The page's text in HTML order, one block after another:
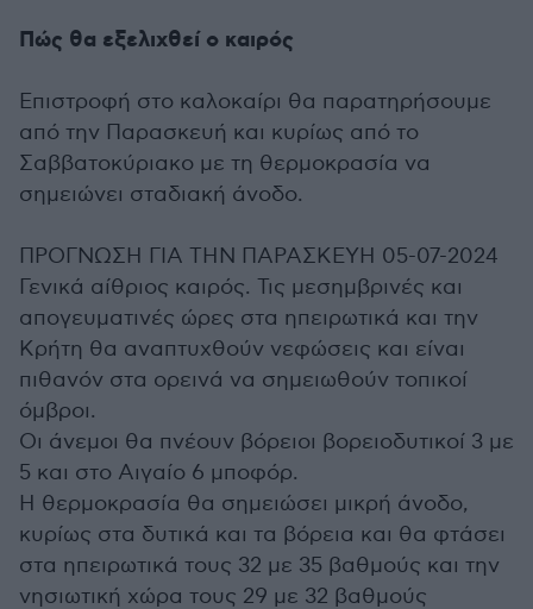
Πώς θα εξελιχθεί ο καιρός
Επιστροφή στο καλοκαίρι θα παρατηρήσουμε
από την Παρασκευή και κυρίως από το
Σαββατοκύριακο με τη θερμοκρασία να
σημειώνει σταδιακή άνοδο.
ΠΡΟΓΝΩΣΗ ΓΙΑ ΤΗΝ ΠΑΡΑΣΚΕΥΗ 05-07-2024
Γενικά αίθριος καιρός. Τις μεσημβρινές και
απογευματινές ώρες στα ηπειρωτικά και την
Κρήτη θα αναπτυχθούν νεφώσεις και είναι
πιθανόν στα ορεινά να σημειωθούν τοπικοί
όμβροι.
Οι άνεμοι θα πνέουν βόρειοι βορειοδυτικοί 3 με
5 και στο Αιγαίο 6 μποφόρ.
Η θερμοκρασία θα σημειώσει μικρή άνοδο,
κυρίως στα δυτικά και τα βόρεια και θα φτάσει
στα ηπειρωτικά τους 32 με 35 βαθμούς και την
νησιωτική χώρα τους 29 με 32 βαθμούς